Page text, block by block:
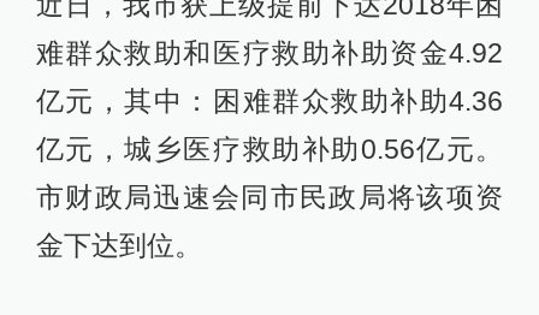
难群众救助和医疗救助补助资金4.92
亿元，其中：困难群众救助补助4.36
亿元，城乡医疗救助补助0.56亿元。
市财政局迅速会同市民政局将该项资
金下达到位。